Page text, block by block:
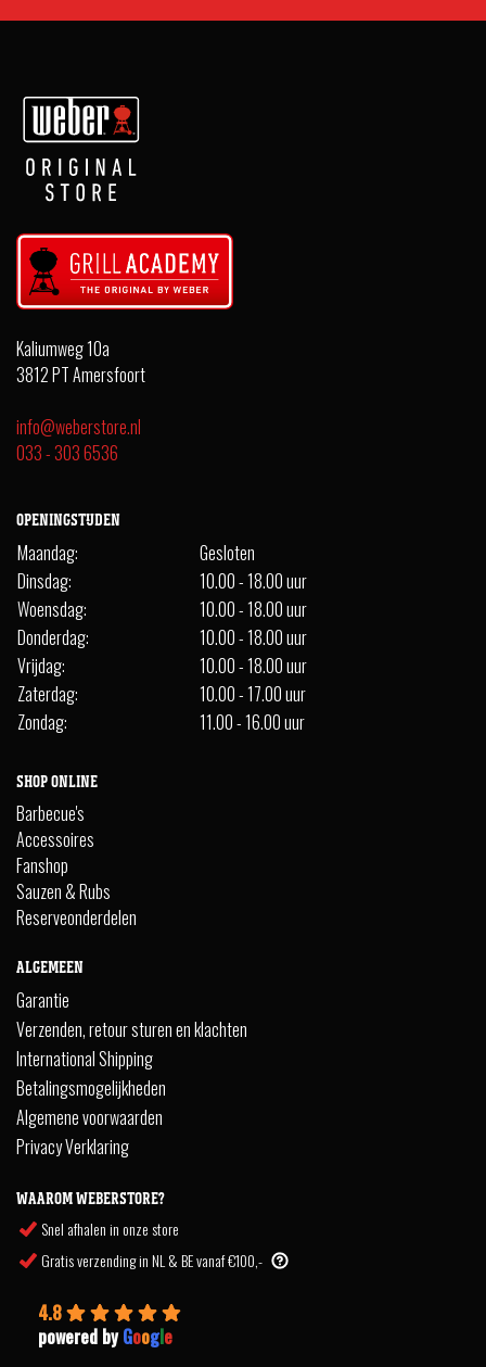
Kaliumweg 10a
3812 PT Amersfoort
info@weberstore.nl
033 - 303 6536
OPENINGSTIJDEN
Maandag:
Gesloten
Dinsdag:
10.00 - 18.00 uur
Woensdag:
10.00 - 18.00 uur
Donderdag:
10.00 - 18.00 uur
Vrijdag:
10.00 - 18.00 uur
Zaterdag:
10.00 - 17.00 uur
Zondag:
11.00 - 16.00 uur
SHOP ONLINE
Barbecue's
Accessoires
Fanshop
Sauzen & Rubs
Reserveonderdelen
ALGEMEEN
Garantie
Verzenden, retour sturen en klachten
International Shipping
Betalingsmogelijkheden
Algemene voorwaarden
Privacy Verklaring
WAAROM WEBERSTORE?
Snel afhalen in onze store
Gratis verzending in NL & BE vanaf €100,-
4.8
powered byGoogle